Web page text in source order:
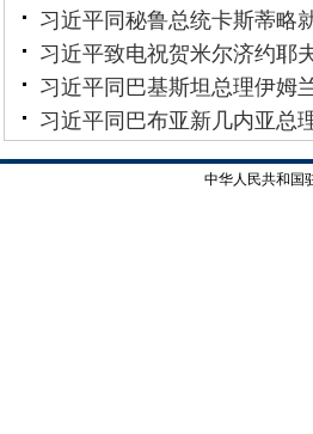
习近平同秘鲁总统卡斯蒂略
习近平致电祝贺米尔济约耶
习近平同巴基斯坦总理伊姆
习近平同巴布亚新几内亚总
中华人民共和国